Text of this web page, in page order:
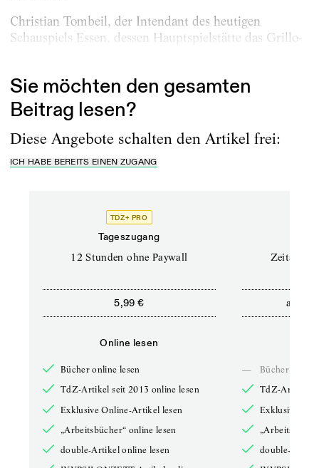
Christian Tombeil, der Intendant des heutigen
Schauspiels Essen, dessen Hauptspielstätte das Grillo-
Sie möchten den gesamten
Beitrag lesen?
Diese Angebote schalten den Artikel frei:
ICH HABE BEREITS EINEN ZUGANG
TDZ+ PRO
Tageszugang
12 Stunden ohne Paywall
5,99 €
Online lesen
Bücher online lesen
TdZ-Artikel seit 2013 online lesen
Exklusive Online-Artikel lesen
„Arbeitsbücher“ online lesen
double-Artikel online lesen
ab
—
Bücher online
TdZ-Artikel
Exklusive
double-